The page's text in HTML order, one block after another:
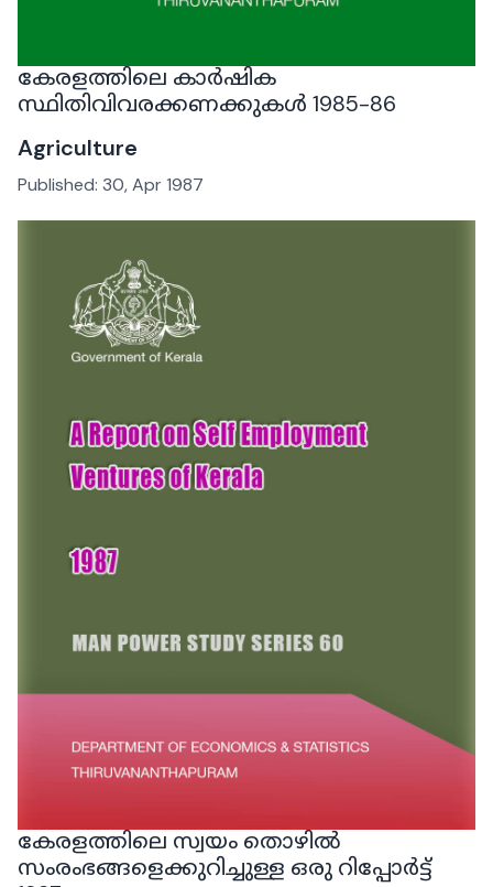
കേരളത്തിലെ കാർഷിക
സ്ഥിതിവിവരക്കണക്കുകൾ 1985-86
Agriculture
Published: 30, Apr 1987
കേരളത്തിലെ സ്വയം തൊഴിൽ
സംരംഭങ്ങളെക്കുറിച്ചുള്ള ഒരു റിപ്പോർട്ട്